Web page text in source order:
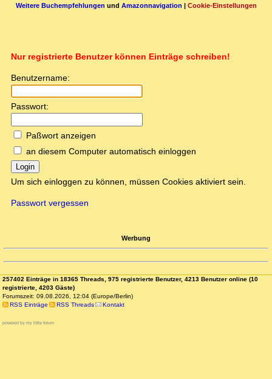
Weitere Buchempfehlungen und Amazonnavigation | Cookie-Einstellungen
Nur registrierte Benutzer können Einträge schreiben!
Benutzername:
Passwort:
Paßwort anzeigen
an diesem Computer automatisch einloggen
Login
Um sich einloggen zu können, müssen Cookies aktiviert sein.
Passwort vergessen
Werbung
257402 Einträge in 18365 Threads, 975 registrierte Benutzer, 4213 Benutzer online (10
registrierte, 4203 Gäste)
Forumszeit: 09.08.2026, 12:04 (Europe/Berlin)
RSS Einträge
RSS Threads Kontakt
powered by my little forum